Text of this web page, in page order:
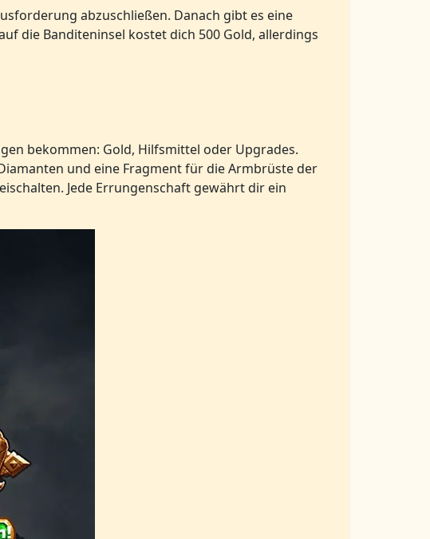
abzuschließen. Danach gibt es eine
die Banditeninsel kostet dich 500 Gold, allerdings
bekommen: Gold, Hilfsmittel oder Upgrades.
und eine Fragment für die Armbrüste der
Jede Errungenschaft gewährt dir ein